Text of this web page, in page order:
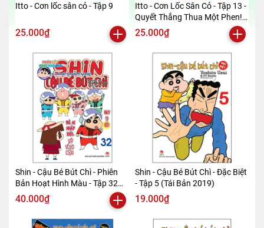
Itto - Cơn lốc sân cỏ - Tập 9
25.000₫
Itto - Cơn Lốc Sân Cỏ - Tập 13 -
Quyết Thắng Thua Một Phen!!
(Tái Bản 2024)
25.000₫
Shin - Cậu Bé Bút Chì - Phiên
Bản Hoạt Hình Màu - Tập 32
(Tái Bản 2019)
40.000₫
Shin - Cậu Bé Bút Chì - Đặc Biệt
- Tập 5 (Tái Bản 2019)
19.000₫